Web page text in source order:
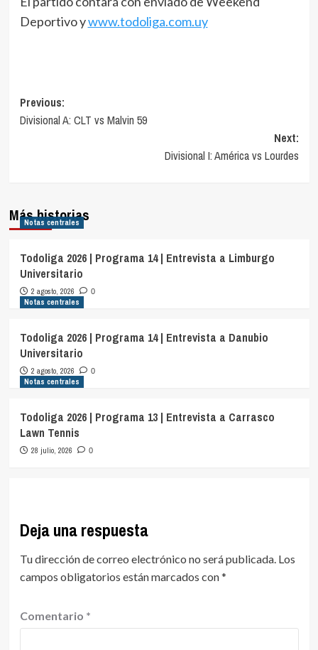
Deportivo ywww.todoliga.com.uy
Navegación
de
Previous:
Divisional A: CLT vs Malvin 59
Next:
Divisional I: América vs Lourdes
Más historias
Notas centrales
Todoliga 2026 | Programa 14 | Entrevista a Limburgo
Universitario
2 agosto, 2026 0
Notas centrales
Todoliga 2026 | Programa 14 | Entrevista a Danubio
Universitario
2 agosto, 2026 0
Notas centrales
Todoliga 2026 | Programa 13 | Entrevista a Carrasco
Lawn Tennis
28 julio, 2026 0
Deja una respuesta
Tu dirección de correo electrónico no será publicada. Los
campos obligatorios están marcados con*
Comentario *